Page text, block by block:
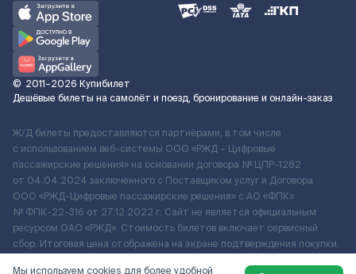
© 2011–2026 Купибилет
Дешёвые билеты на самолёт и поезд, бронирование и онлайн-заказ
Ж/Д билеты предоставляются партнёрами, в том числе
с использованием веб-системы ООО «РЖД – Цифровые
пассажирские решения» на основании договора № ЦПР-1282
от 04.04.2024 заключенного с Поставщиком услуг и Договора
ООО «РЖД-Цифровые пассажирские решения» c АО «ФПК»
№ ФПК-22-316 от 27.12.2022 г. Сайт не является официальным
ресурсом ОАО «РЖД». Стоимость билетов включает сервисный
сбор. Итоговая цена отображена на экране подтверждения покупки.
Мы используем cookies для более удобной